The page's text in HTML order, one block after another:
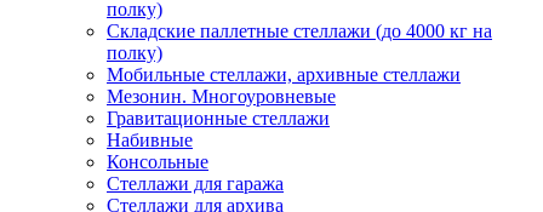
полку)
Складские паллетные стеллажи (до 4000 кг на
полку)
Мобильные стеллажи, архивные стеллажи
Мезонин. Многоуровневые
Гравитационные стеллажи
Набивные
Консольные
Стеллажи для гаража
Стеллажи для архива